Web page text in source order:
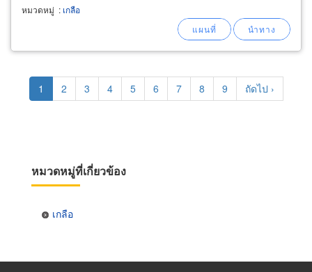
หมวดหมู่ : เกลือ
Pagination
Current
page
1 Page
2 Page
3 Page
4 Page
5 Page
6 Page
7 Page
8 Page
9
Next
page
ถัดไป ›
หมวดหมู่ที่เกี่ยวข้อง
เกลือ